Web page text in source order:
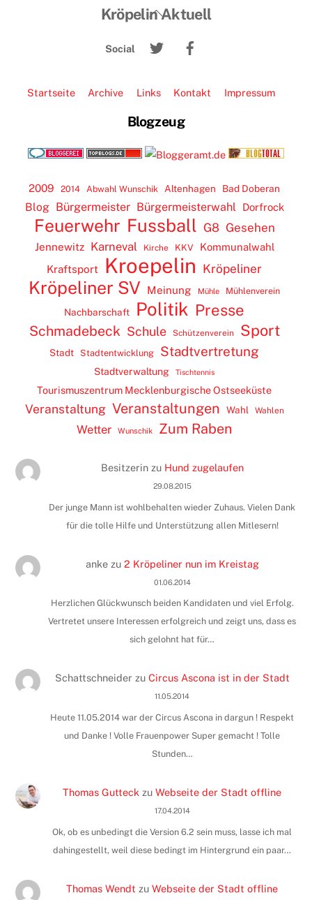
Back
Top
Kröpelin Aktuell
Social
Twitter
Startseite Archive Links Kontakt Impressum
Blogzeug
2009 2014 Abwahl Wunschik Altenhagen Bad Doberan
Blog Bürgermeister Bürgermeisterwahl Dorfrock
Feuerwehr Fussball G8 Gesehen
Jennewitz Karneval Kirche KKV
Kommunalwahl
Kraftsport
Kroepelin Kröpeliner
Kröpeliner SV Meinung Mühle Mühlenverein
Nachbarschaft Politik Presse
Schmadebeck Schule Schützenverein Sport
Stadt Stadtentwicklung Stadtvertretung
Stadtverwaltung Tischtennis
Tourismuszentrum Mecklenburgische Ostseeküste
Veranstaltung Veranstaltungen Wahl Wahlen
Wetter Wunschik Zum Raben
Besitzerinzu Hund zugelaufen
29.08.2015
Der junge Mann ist wohlbehalten wieder Zuhaus. Vielen Dank
für die tolle Hilfe und Unterstützung allen Mitlesern!
ankezu 2 Kröpeliner nun im Kreistag
01.06.2014
Herzlichen Glückwunsch beiden Kandidaten und viel Erfolg.
Vertretet unsere Interessen erfolgreich und zeigt uns, dass es
sich gelohnt hat für…
Schattschneider zu Circus Ascona ist in der Stadt
11.05.2014
Heute 11.05.2014 war der Circus Ascona in dargun ! Respekt
und Danke ! Volle Frauenpower Super gemacht ! Tolle
Stunden…
Thomas Gutteck zuWebseite der Stadt offline
17.04.2014
Ok, ob es unbedingt die Version 6.2 sein muss, lasse ich mal
dahingestellt, weil diese bedingt im Hintergrund ein paar…
Thomas Wendt zuWebseite der Stadt offline